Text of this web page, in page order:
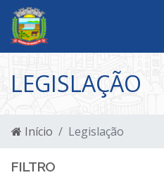
LEGISLAÇÃO
Início Legislação
FILTRO